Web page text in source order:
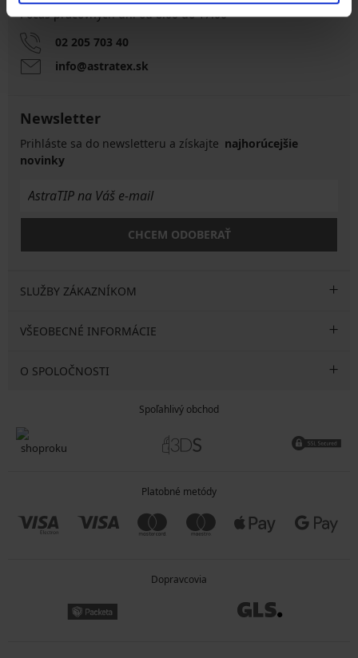
Počas pracovných dní od 8:00 do 17:00
02 205 703 40
info@astratex.sk
Newsletter
Prihláste sa do newsletteru a získajte najhorúcejšie
novinky
CHCEM ODOBERAŤ
SLUŽBY ZÁKAZNÍKOM
VŠEOBECNÉ INFORMÁCIE
O SPOLOČNOSTI
Spoľahlivý obchod
Platobné metódy
Dopravcovia